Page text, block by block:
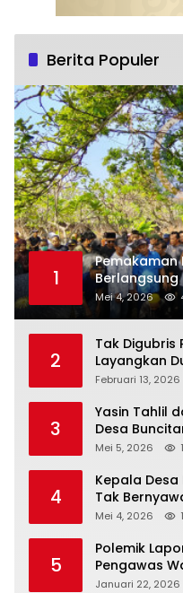
Berita Populer
1
Pemakaman
Berlangsung
Larut Dalam
Mei 4, 2026
2
Tak Digubris
Layangkan
Oknum
Februari 13, 2026
3
Yasin Tahlil
Desa
Mei 5, 2026
4
Kepala
Tak
Bunuh Diri
Mei 4, 2026
5
Polemik
Pengawas
Kejanggalan
Januari 22, 2026